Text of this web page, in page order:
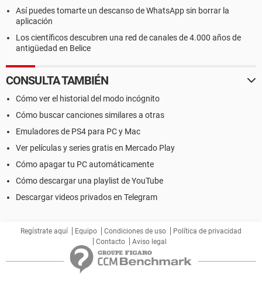
Así puedes tomarte un descanso de WhatsApp sin borrar la
aplicación
Los científicos descubren una red de canales de 4.000 años de
antigüedad en Belice
CONSULTA TAMBIÉN
Cómo ver el historial del modo incógnito
Cómo buscar canciones similares a otras
Emuladores de PS4 para PC y Mac
Ver películas y series gratis en Mercado Play
Cómo apagar tu PC automáticamente
Cómo descargar una playlist de YouTube
Descargar videos privados en Telegram
Regístrate aquí Equipo Condiciones de uso
Política de privacidad
Contacto
Aviso legal